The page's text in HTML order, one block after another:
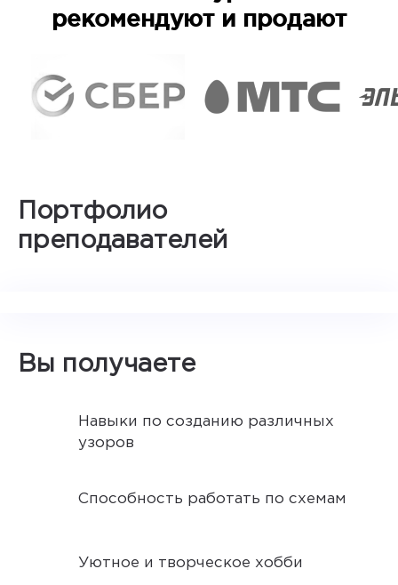
рекомендуют и продают
Портфолио
преподавателей
Вы получаете
Навыки по созданию различных
узоров
Способность работать по схемам
Уютное и творческое хобби